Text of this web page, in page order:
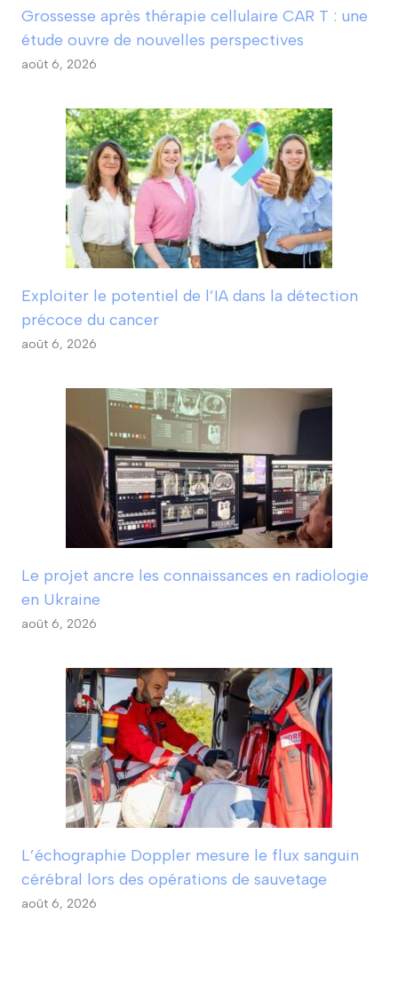
Grossesse après thérapie cellulaire CAR T : une
étude ouvre de nouvelles perspectives
août 6, 2026
Exploiter le potentiel de l’IA dans la détection
précoce du cancer
août 6, 2026
Le projet ancre les connaissances en radiologie
en Ukraine
août 6, 2026
L’échographie Doppler mesure le flux sanguin
cérébral lors des opérations de sauvetage
août 6, 2026